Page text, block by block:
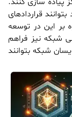
قراردادهای
بر این در توسعه
شبکه نیز فراهم
شبکه بتوانند